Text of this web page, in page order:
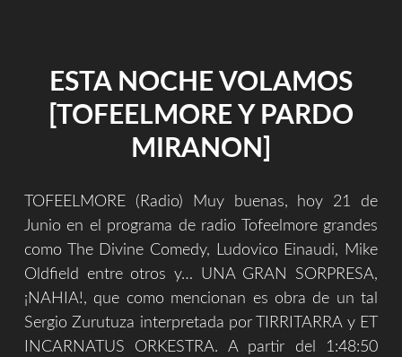
ESTA NOCHE VOLAMOS
[TOFEELMORE Y PARDO
MIRANON]
TOFEELMORE (Radio) Muy buenas, hoy 21 de
Junio en el programa de radio Tofeelmore grandes
como The Divine Comedy, Ludovico Einaudi, Mike
Oldfield entre otros y… UNA GRAN SORPRESA,
¡NAHIA!, que como mencionan es obra de un tal
Sergio Zurutuza interpretada por TIRRITARRA y ET
INCARNATUS ORKESTRA. A partir del 1:48:50